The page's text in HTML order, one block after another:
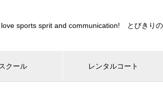
sports sprit and communication! とびきり
スクール レンタルコート